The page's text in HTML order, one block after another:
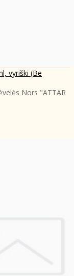
vyriški (Be
Nors "ATTAR